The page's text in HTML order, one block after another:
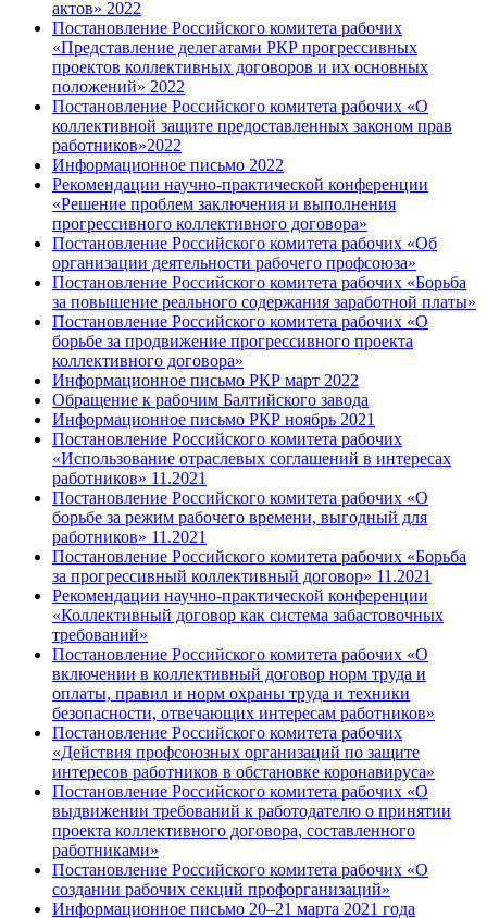
актов» 2022
Постановление Российского комитета рабочих
«Представление делегатами РКР прогрессивных
проектов коллективных договоров и их основных
положений» 2022
Постановление Российского комитета рабочих «О
коллективной защите предоставленных законом прав
работников»2022
Информационное письмо 2022
Рекомендации научно-практической конференции
«Решение проблем заключения и выполнения
прогрессивного коллективного договора»
Постановление Российского комитета рабочих «Об
организации деятельности рабочего профсоюза»
Постановление Российского комитета рабочих «Борьба
за повышение реального содержания заработной платы»
Постановление Российского комитета рабочих «О
борьбе за продвижение прогрессивного проекта
коллективного договора»
Информационное письмо РКР март 2022
Обращение к рабочим Балтийского завода
Информационное письмо РКР ноябрь 2021
Постановление Российского комитета рабочих
«Использование отраслевых соглашений в интересах
работников» 11.2021
Постановление Российского комитета рабочих «О
борьбе за режим рабочего времени, выгодный для
работников» 11.2021
Постановление Российского комитета рабочих «Борьба
за прогрессивный коллективный договор» 11.2021
Рекомендации научно-практической конференции
«Коллективный договор как система забастовочных
требований»
Постановление Российского комитета рабочих «О
включении в коллективный договор норм труда и
оплаты, правил и норм охраны труда и техники
безопасности, отвечающих интересам работников»
Постановление Российского комитета рабочих
«Действия профсоюзных организаций по защите
интересов работников в обстановке коронавируса»
Постановление Российского комитета рабочих «О
выдвижении требований к работодателю о принятии
проекта коллективного договора, составленного
работниками»
Постановление Российского комитета рабочих «О
создании рабочих секций профорганизаций»
Информационное письмо 20–21 марта 2021 года